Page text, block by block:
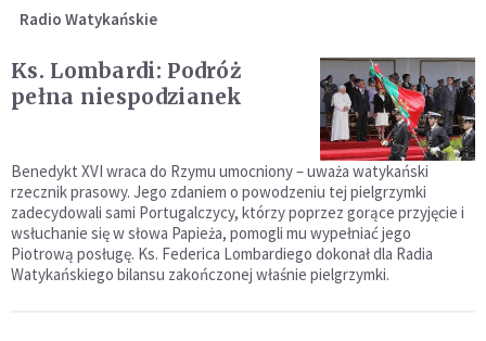
Radio Watykańskie
Ks. Lombardi: Podróż
pełna niespodzianek
Benedykt XVI wraca do Rzymu umocniony – uważa watykański
rzecznik prasowy. Jego zdaniem o powodzeniu tej pielgrzymki
zadecydowali sami Portugalczycy, którzy poprzez gorące przyjęcie i
wsłuchanie się w słowa Papieża, pomogli mu wypełniać jego
Piotrową posługę. Ks. Federica Lombardiego dokonał dla Radia
Watykańskiego bilansu zakończonej właśnie pielgrzymki.